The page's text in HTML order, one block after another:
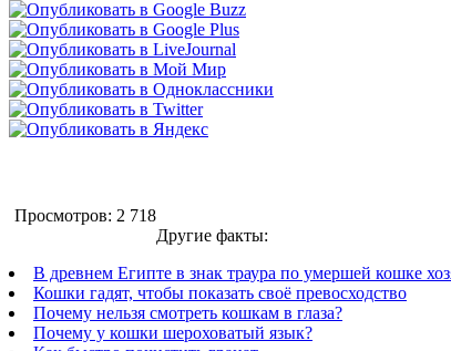
Просмотров: 2 718
Другие факты:
В древнем Египте в знак траура по умершей кошке
Кошки гадят, чтобы показать своё превосходство
Почему нельзя смотреть кошкам в глаза?
Почему у кошки шероховатый язык?